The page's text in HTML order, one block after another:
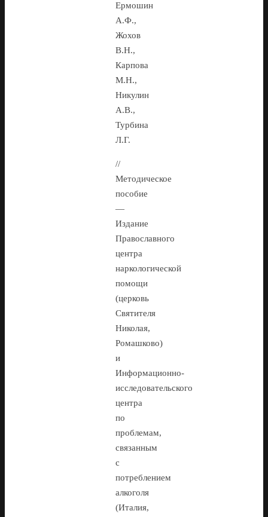
Ермошин
А.Ф.,
Жохов
В.Н.,
Карпова
М.Н.,
Никулин
А.В.,
Турбина
Л.Г.
//
Методическое
пособие
—
Издание
Православного
центра
наркологической
помощи
(церковь
Святителя
Николая,
Ромашково)
и
Информационно-
исследовательского
центра
по
проблемам,
связанным
с
потреблением
алкоголя
(Италия,